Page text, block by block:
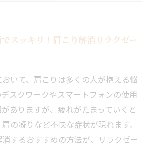
スッキリ！肩こり解消リラクゼー
いて、肩こりは多くの人が抱える悩
スクワークやスマートフォンの使用
ありますが、疲れがたまっていくと
の凝りなど不快な症状が現れます。
するおすすめの方法が、リラクゼー